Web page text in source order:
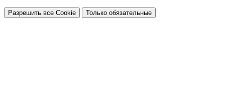
Разрешить все Cookie Только обязательные